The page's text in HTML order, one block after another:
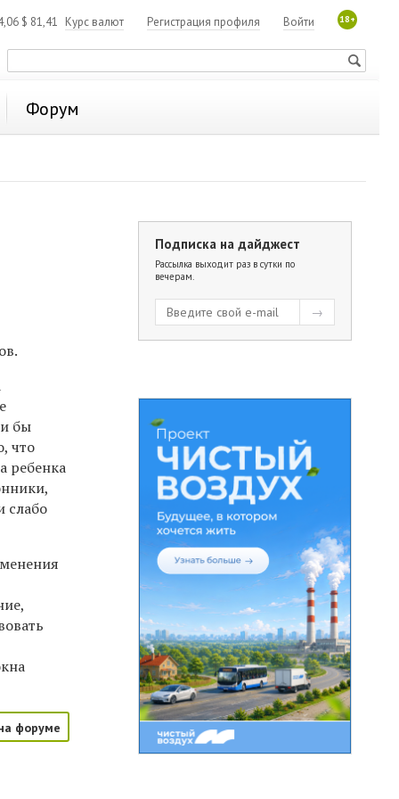
$ 81,41 Курс валют 18+
Войти
Регистрация профиля
Форум
бы
что
ребенка
слабо
форуме
Подписка на дайджест
Рассылка выходит раз в сутки по
вечерам.